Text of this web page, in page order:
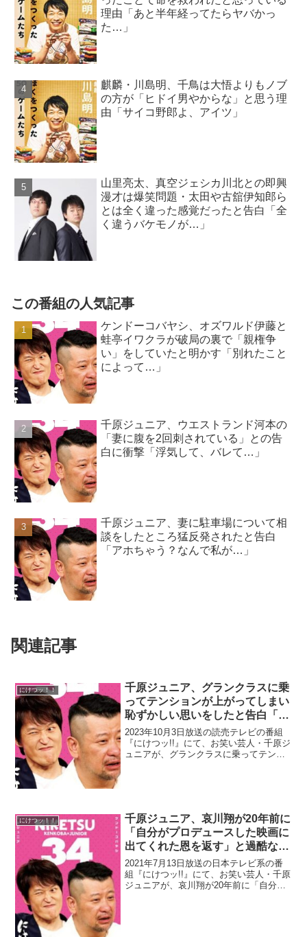
理由「あと半年経ってたらヤバかっ
た…」
麒麟・川島明、千鳥は大悟よりもノブ
の方が「ヒドイ男やからな」と思う理
由「サイコ野郎よ、アイツ」
山里亮太、真空ジェシカ川北との即興
漫才は爆笑問題・太田や古舘伊知郎ら
とは全く違った感覚だったと告白「全
く違うバケモノが…」
この番組の人気記事
ケンドーコバヤシ、オズワルド伊藤と
蛙亭イワクラが破局の裏で「親権争
い」をしていたと明かす「別れたこと
によって…」
千原ジュニア、ウエストランド河本の
「妻に腹を2回刺されている」との告
白に衝撃「浮気して、バレて…」
千原ジュニア、妻に駐車場について相
談をしたところ猛反発されたと告白
「アホちゃう？なんで私が…」
関連記事
にけつッ！！
千原ジュニア、グランクラスに乗
ってテンションが上がってしまい
恥ずかしい思いをしたと告白「息
子にテレビ電話で…」
2023年10月3日放送の読売テレビの番組
『にけつッ!!』にて、お笑い芸人・千原ジ
ュニアが、グランクラスに乗ってテンシ
にけつッ！！
千原ジュニア、哀川翔が20年前に
「自分がプロデュースした映画に
出てくれた恩を返す」と過酷なロ
ケ番組に出演してくれたと明かす
2021年7月13日放送の日本テレビ系の番
組『にけつッ!!』にて、お笑い芸人・千原
ジュニアが、哀川翔が20年前に「自分が